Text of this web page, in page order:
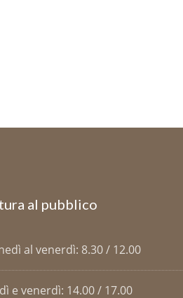
al pubblico
al venerdì: 8.30 / 12.00
e venerdì: 14.00 / 17.00